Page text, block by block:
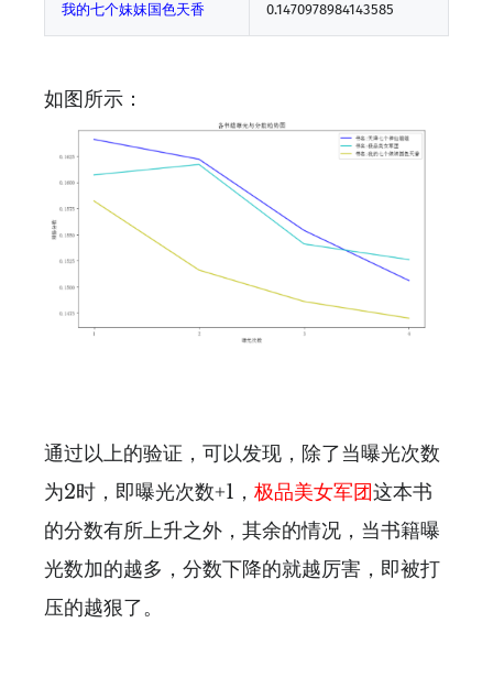
我的七个妹妹国色天香 0.1470978984143585
如图所示：
通过以上的验证，可以发现，除了当曝光次数
为2时，即曝光次数+1， 极品美女军团这本书
的分数有所上升之外，其余的情况，当书籍曝
光数加的越多，分数下降的就越厉害，即被打
压的越狠了。